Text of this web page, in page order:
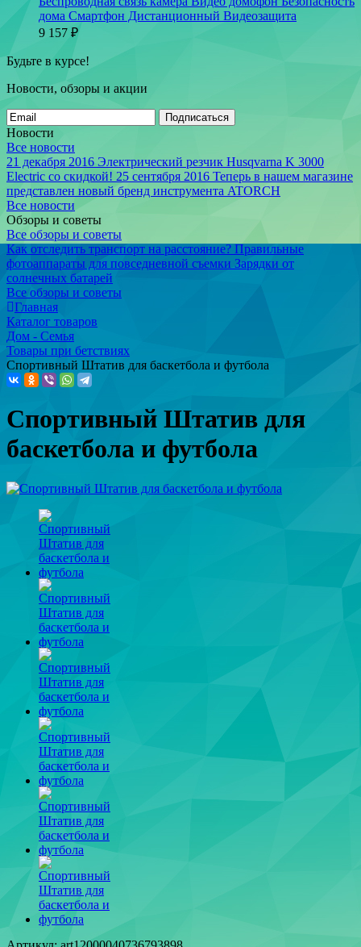
дома Смартфон Дистанционный Видеозащита
9 157 ₽
Будьте в курсе!
Новости, обзоры и акции
Подписаться
Новости
Все новости
21 декабря 2016 Электрический резчик Husqvarna K 3000
Electric со скидкой! 25 сентября 2016 Теперь в нашем магазине
представлен новый бренд инструмента ATORCH
Все новости
Обзоры и советы
Все обзоры и советы
Как отследить транспорт на расстояние? Правильные
фотоаппараты для повседневной съемки Зарядки от
солнечных батарей
Все обзоры и советы
Главная
Каталог товаров
Дом - Семья
Товары при бетствиях
Спортивный Штатив для баскетбола и футбола
Спортивный Штатив для
баскетбола и футбола